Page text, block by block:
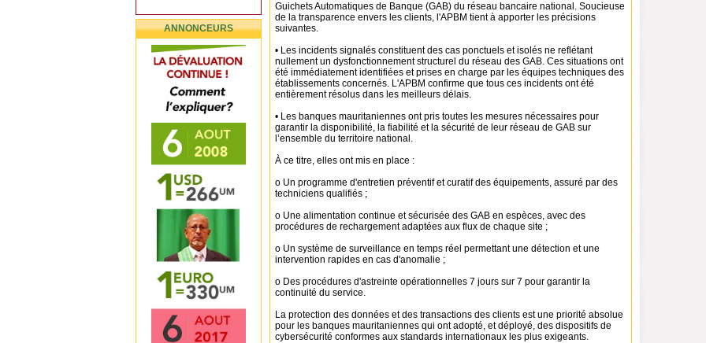
ANNONCEURS
Guichets Automatiques de Banque (GAB) du réseau bancaire national. Soucieuse
de la transparence envers les clients, l'APBM tient à apporter les précisions
suivantes.
• Les incidents signalés constituent des cas ponctuels et isolés ne reflétant
nullement un dysfonctionnement structurel du réseau des GAB. Ces situations ont
été immédiatement identifiées et prises en charge par les équipes techniques des
établissements concernés. L'APBM confirme que tous ces incidents ont été
entièrement résolus dans les meilleurs délais.
• Les banques mauritaniennes ont pris toutes les mesures nécessaires pour
garantir la disponibilité, la fiabilité et la sécurité de leur réseau de GAB sur
l’ensemble du territoire national.
À ce titre, elles ont mis en place :
o Un programme d'entretien préventif et curatif des équipements, assuré par des
techniciens qualifiés ;
o Une alimentation continue et sécurisée des GAB en espèces, avec des
procédures de rechargement adaptées aux flux de chaque site ;
o Un système de surveillance en temps réel permettant une détection et une
intervention rapides en cas d'anomalie ;
o Des procédures d'astreinte opérationnelles 7 jours sur 7 pour garantir la
continuité du service.
La protection des données et des transactions des clients est une priorité absolue
pour les banques mauritaniennes qui ont adopté, et déployé, des dispositifs de
cybersécurité conformes aux standards internationaux les plus exigeants.